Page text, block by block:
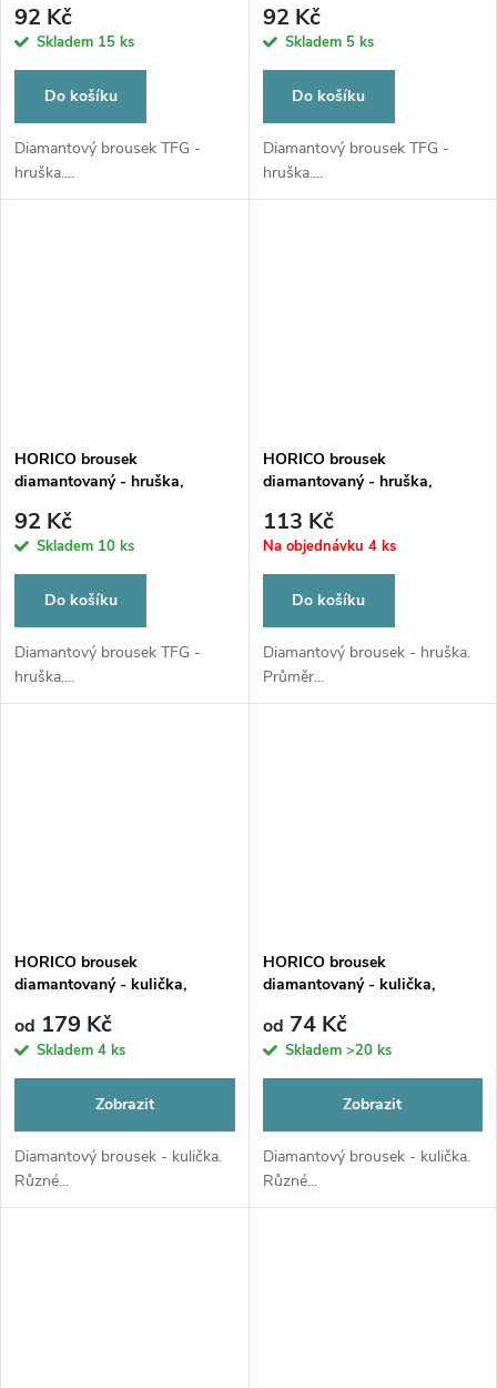
92 Kč
Skladem 15 ks
Do košíku
Diamantový brousek TFG -
hruška....
92 Kč
Skladem 5 ks
Do košíku
Diamantový brousek TFG -
hruška....
HORICO brousek
diamantovaný - hruška,
92 Kč
Skladem 10 ks
Do košíku
Diamantový brousek TFG -
hruška....
HORICO brousek
diamantovaný - hruška,
113 Kč
Na objednávku 4 ks
Do košíku
Diamantový brousek - hruška.
Průměr...
HORICO brousek
diamantovaný - kulička,
od 179 Kč
Skladem 4 ks
Zobrazit
Diamantový brousek - kulička.
Různé...
HORICO brousek
diamantovaný - kulička,
od 74 Kč
Skladem >20 ks
Zobrazit
Diamantový brousek - kulička.
Různé...